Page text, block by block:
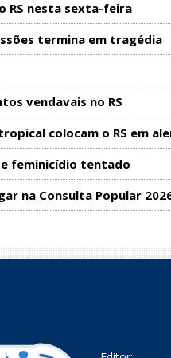
RS nesta sexta-feira
termina em tragédia
vendavais no RS
colocam o RS em
feminicídio tentado
na Consulta Popular